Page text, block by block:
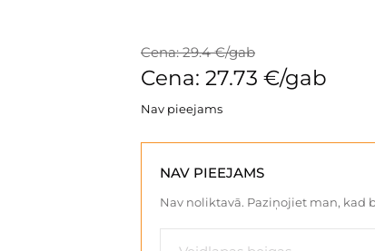
Cena: 29.4 €/gab
Cena: 27.73 €/gab
Nav pieejams
NAV PIEEJAMS
Nav noliktavā. Paziņojiet man, kad